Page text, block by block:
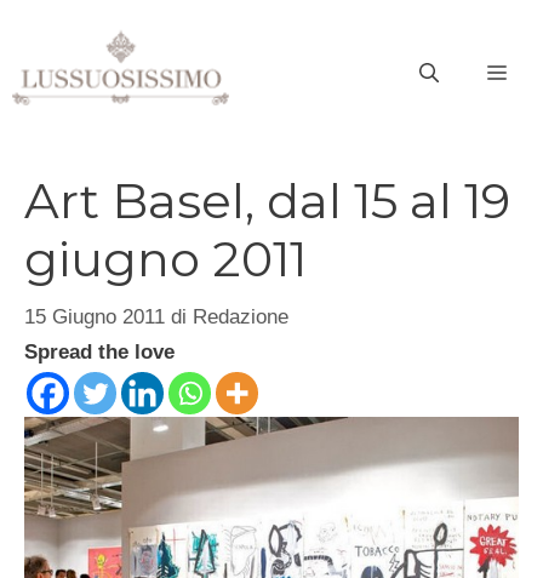
contenuto
Art Basel, dal 15 al 19
giugno 2011
15 Giugno 2011 di Redazione
Spread the love